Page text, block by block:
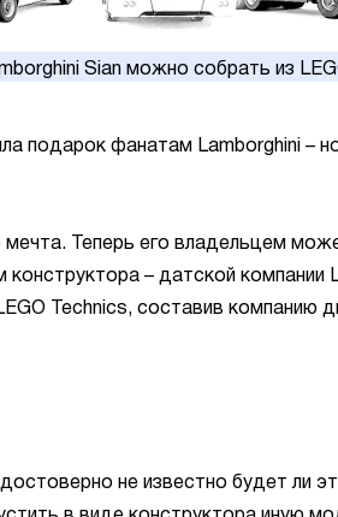
подарок фанатам Lamborghini –
мечта. Теперь его владельцем
конструктора – датской компании
Technics, составив компанию
не известно будет ли